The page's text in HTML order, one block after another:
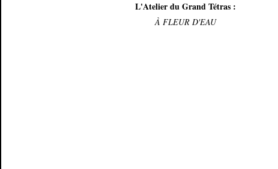
L'Atelier du Grand Tétras :
À FLEUR D'EAU